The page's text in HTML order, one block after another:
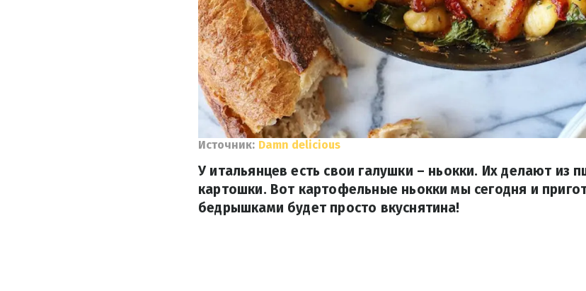
Источник: Damn delicious
У итальянцев есть свои галушки – ньокки. Их делают из
картошки. Вот картофельные ньокки мы сегодня и
бедрышками будет просто вкуснятина!